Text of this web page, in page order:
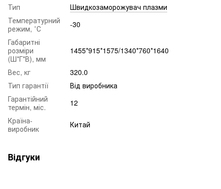
Тип
Швидкозаморожувач плазми
Температурний
режим, ˚С
-30
Габаритні
розміри
(Ш*Г*В), мм
1455*915*1575/1340*760*1640
Вес, кг
320.0
Тип гарантії
Від виробника
Гарантійний
термін, міс.
12
Країна-
виробник
Китай
Відгуки